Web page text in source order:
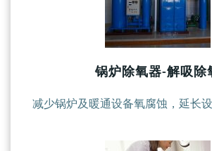
锅炉除氧器-解吸除
减少锅炉及暖通设备氧腐蚀，延长